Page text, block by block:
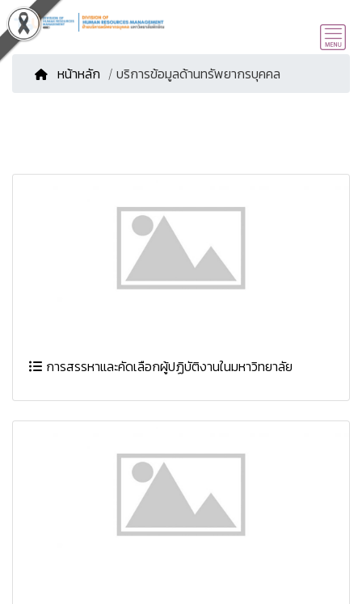
หน้าหลัก / บริการข้อมูลด้านทรัพยากรบุคคล
การสรรหาและคัดเลือกผู้ปฏิบัติงานในมหาวิทยาลัย